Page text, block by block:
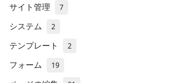
サイト管理 7
システム 2
テンプレート 2
フォーム 19